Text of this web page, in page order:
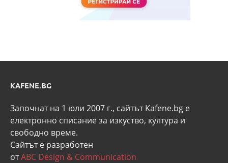
KAFENE.BG
Започнат на 1 юли 2007 г., сайтът Kafene.bg e
eлектронно списание за изкуство, култура и
свободно време.
Сайтът е разработен
отABC Design & Communication